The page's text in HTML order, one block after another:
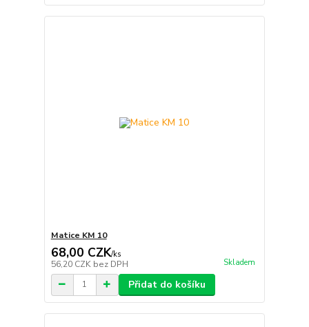
Matice KM 10
68,00 CZK/ks
56,20 CZK bez DPH Skladem
Přidat do košíku